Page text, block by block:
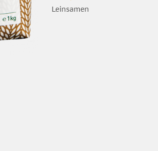
Leinsamen